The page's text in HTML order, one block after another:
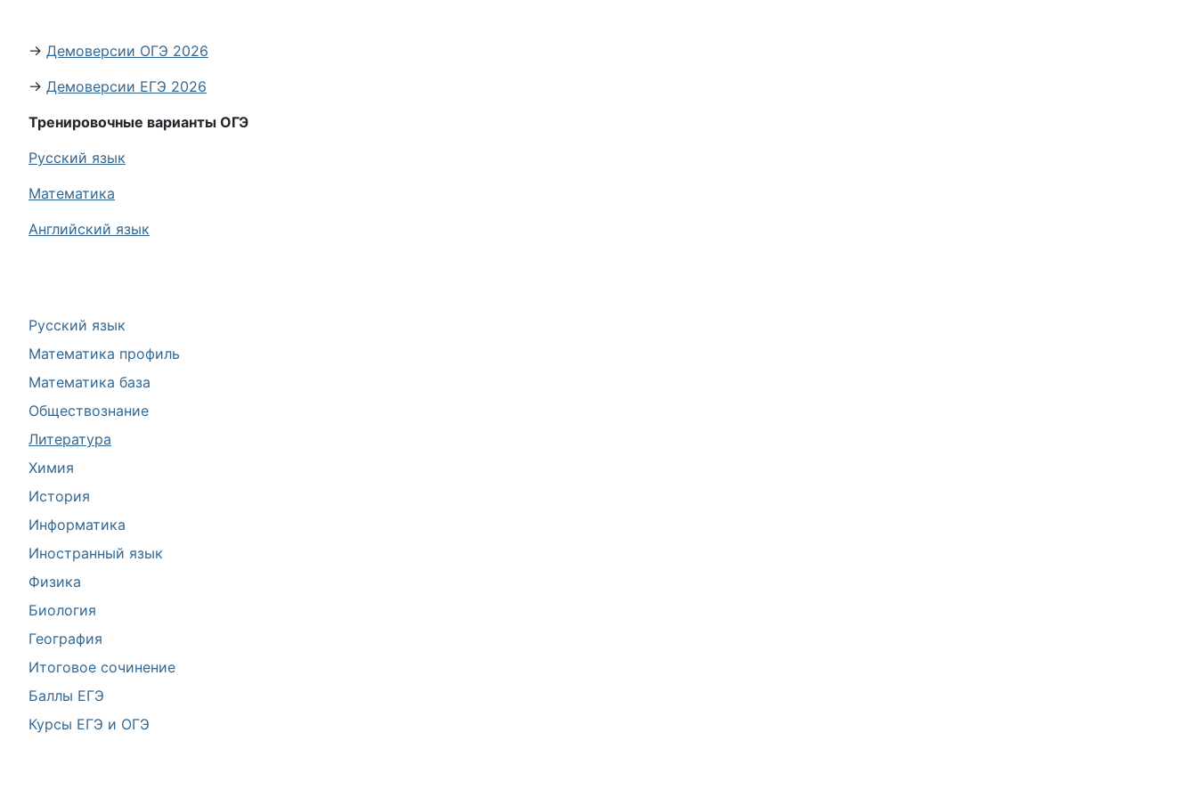
Русский язык
Математика профиль
Математика база
Обществознание
Литература
Химия
История
Информатика
Иностранный язык
Физика
Биология
География
Итоговое сочинение
Баллы ЕГЭ
Курсы ЕГЭ и ОГЭ
→ Демоверсии ОГЭ 2026
→ Демоверсии ЕГЭ 2026
Тренировочные варианты ОГЭ
Русский язык
Математика
Английский язык